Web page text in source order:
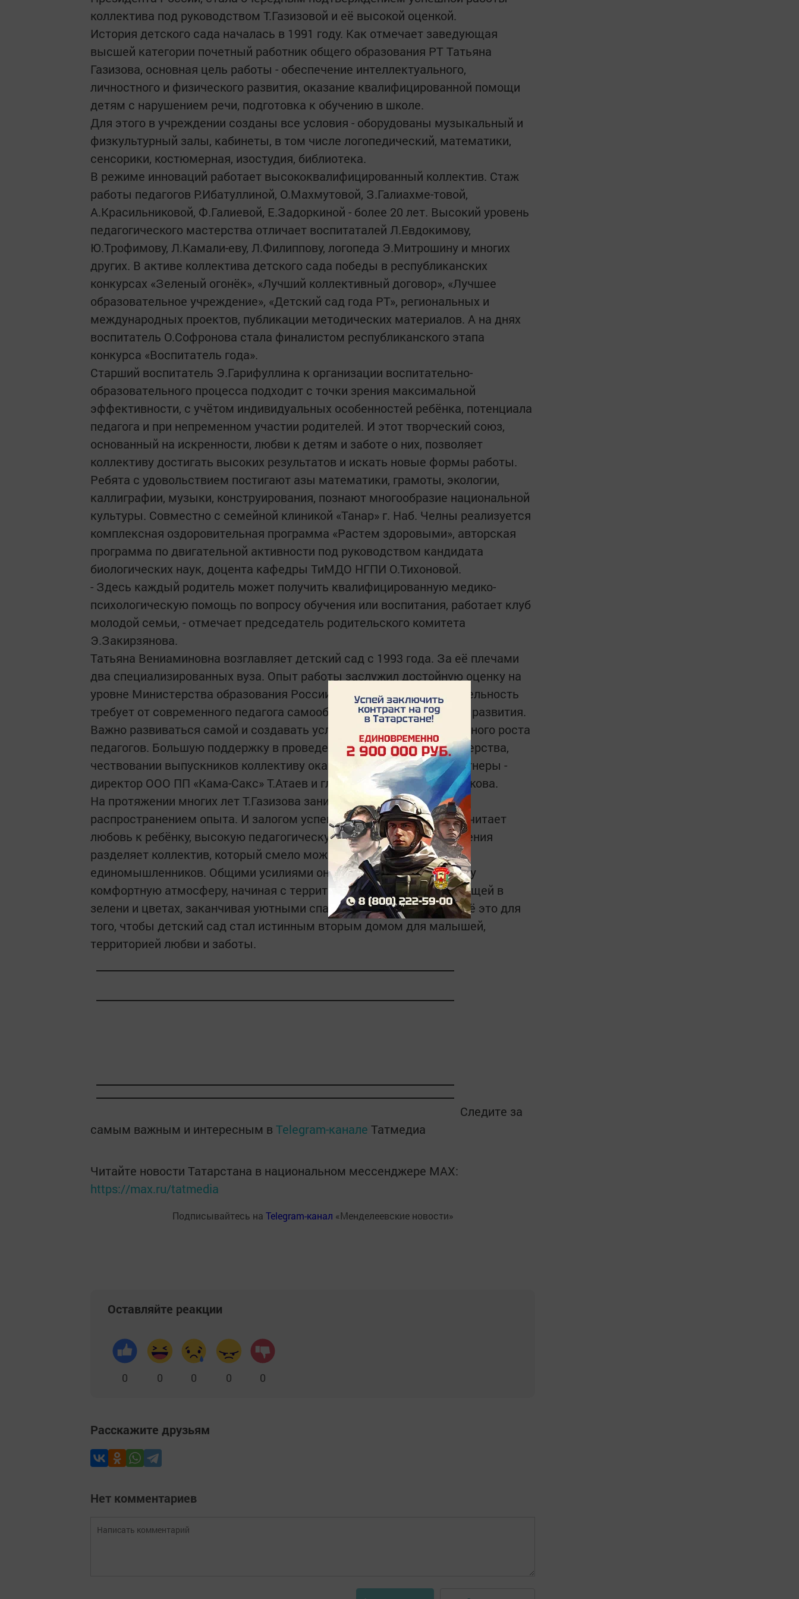
коллектива под руководством Т.Газизовой и её высокой оценкой.
История детского сада началась в 1991 году. Как отмечает заведующая
высшей категории почетный работник общего образования РТ Татьяна
Газизова, основная цель работы - обеспечение интеллектуального,
личностного и физического развития, оказание квалифицированной помощи
детям с нарушением речи, подготовка к обучению в школе.
Для этого в учреждении созданы все условия - оборудованы музыкальный и
физкультурный залы, кабинеты, в том числе логопедический, математики,
сенсорики, костюмерная, изостудия, библиотека.
В режиме инноваций работает высококвалифицированный коллектив. Стаж
работы педагогов Р.Ибатуллиной, О.Махмутовой, З.Галиахме-товой,
А.Красильниковой, Ф.Галиевой, Е.Задоркиной - более 20 лет. Высокий уровень
педагогического мастерства отличает воспитаталей Л.Евдокимову,
Ю.Трофимову, Л.Камали-еву, Л.Филиппову, логопеда Э.Митрошину и многих
других. В активе коллектива детского сада победы в республиканских
конкурсах «Зеленый огонёк», «Лучший коллективный договор», «Лучшее
образовательное учреждение», «Детский сад года РТ», региональных и
международных проектов, публикации методических материалов. А на днях
воспитатель О.Софронова стала финалистом республиканского этапа
конкурса «Воспитатель года».
Старший воспитатель Э.Гарифуллина к организации воспитательно-
образовательного процесса подходит с точки зрения максимальной
эффективности, с учётом индивидуальных особенностей ребёнка, потенциала
педагога и при непременном участии родителей. И этот творческий союз,
основанный на искренности, любви к детям и заботе о них, позволяет
коллективу достигать высоких результатов и искать новые формы работы.
Ребята с удовольствием постигают азы математики, грамоты, экологии,
каллиграфии, музыки, конструирования, познают многообразие национальной
культуры. Совместно с семейной клиникой «Танар» г. Наб. Челны реализуется
комплексная оздоровительная программа «Растем здоровыми», авторская
программа по двигательной активности под руководством кандидата
биологических наук, доцента кафедры ТиМДО НГПИ О.Тихоновой.
- Здесь каждый родитель может получить квалифицированную медико-
психологическую помощь по вопросу обучения или воспитания, работает клуб
молодой семьи, - отмечает председатель родительского комитета
Э.Закирзянова.
Татьяна Вениаминовна возглавляет детский сад с 1993 года. За её плечами
два специализированных вуза. Опыт работы заслужил достойную оценку на
уровне Министерства образования России и Татарстана. Действительность
требует от современного педагога самообразования и постоянного развития.
Важно развиваться самой и создавать условия для профессионального роста
педагогов. Большую поддержку в проведении конкурсов профмастерства,
чествовании выпускников коллективу оказывают социальные партнеры -
директор ООО ПП «Кама-Сакс» Т.Атаев и главный бухгалтер Л.Шмыкова.
На протяжении многих лет Т.Газизова занимается обобщением и
распространением опыта. И залогом успешной деятельности она считает
любовь к ребёнку, высокую педагогическую культуру. Эту точку зрения
разделяет коллектив, который смело можно назвать коллективом
единомышленников. Общими усилиями они создают в детском саду
комфортную атмосферу, начиная с территории учреждения, утопающей в
зелени и цветах, заканчивая уютными спальными комнатами. И всё это для
того, чтобы детский сад стал истинным вторым домом для малышей,
территорией любви и заботы.
Следите за
самым важным и интересным в Telegram-канале Татмедиа
Читайте новости Татарстана в национальном мессенджере MАХ:
https://max.ru/tatmedia
Подписывайтесь на Telegram-канал «Менделеевские новости»
Оставляйте реакции
0 0 0 0 0
Расскажите друзьям
Нет комментариев